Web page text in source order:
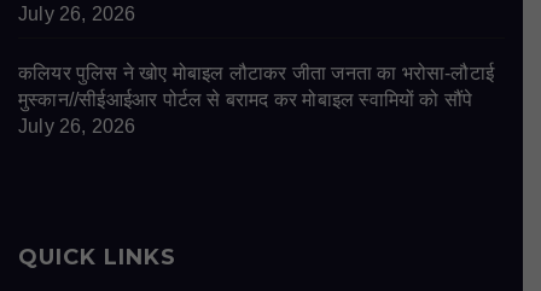
July 26, 2026
कलियर पुलिस ने खोए मोबाइल लौटाकर जीता जनता का भरोसा-लौटाई
मुस्कान//सीईआईआर पोर्टल से बरामद कर मोबाइल स्वामियों को सौंपे
July 26, 2026
QUICK LINKS